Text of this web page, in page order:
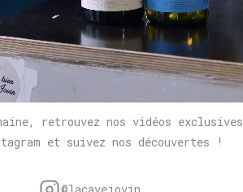
retrouvez nos vidéos exclusives
et suivez nos découvertes !